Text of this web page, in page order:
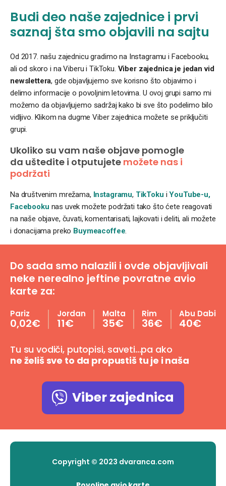
Budi deo naše zajednice i prvi
saznaj šta smo objavili na sajtu
Od 2017. našu zajednicu gradimo na Instagramu i Facebooku,
ali od skoro i na Viberu i TikToku. Viber zajednica je jedan vid
newslettera, gde objavljujemo sve korisno što objavimo i
delimo informacije o povoljnim letovima. U ovoj grupi samo mi
možemo da objavljujemo sadržaj kako bi sve što podelimo bilo
vidljivo. Klikom na dugme Viber zajednica možete se priključiti
grupi.
Ukoliko su vam naše objave pomogle
da uštedite i otputujete možete nas i
podržati
Na društvenim mrežama, Instagramu, TikToku iYouTube-u,
Facebooku nas uvek možete podržati tako što ćete reagovati
na naše objave, čuvati, komentarisati, lajkovati i deliti, ali možete
i donacijama preko Buymeacoffee.
Do sada smo nalazili i ovde objavljivali
neke nerealno jeftine povratne avio
karte za:
Pariz
0,02€
Jordan
11€
Malta
35€
Rim
36€
Abu Dabi
40€
Tu su vodiči, putopisi, saveti…pa ako
ne želiš sve to da propustiš tu je i naša
Viber zajednica
Copyright © 2023 dvaranca.com